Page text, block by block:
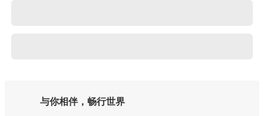
与你相伴，畅行世界